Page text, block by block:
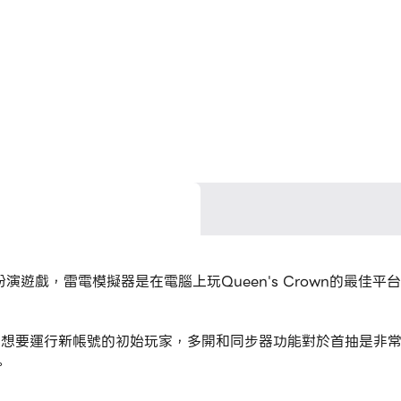
遊戲，雷電模擬器是在電腦上玩Queen's Crown的最佳平
運行新帳號的初始玩家，多開和同步器功能對於首抽是非